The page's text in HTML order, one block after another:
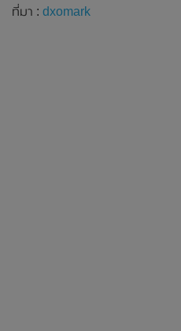
ที่มา : dxomark